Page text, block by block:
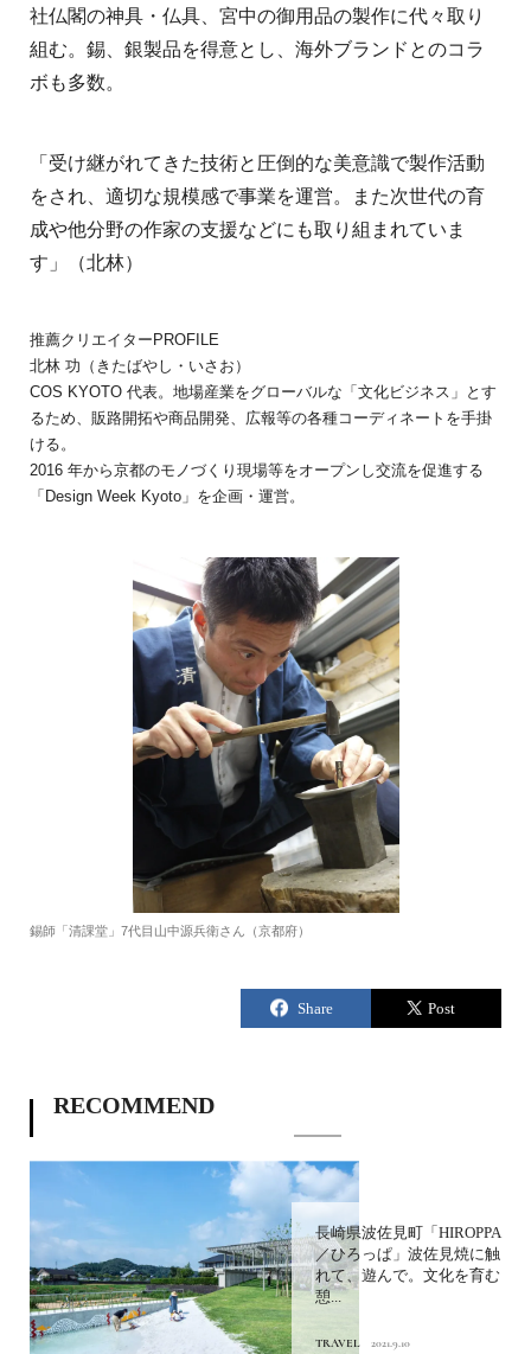
社仏閣の神具・仏具、宮中の御用品の製作に代々取り
組む。錫、銀製品を得意とし、海外ブランドとのコラ
ボも多数。
「受け継がれてきた技術と圧倒的な美意識で製作活動
をされ、適切な規模感で事業を運営。また次世代の育
成や他分野の作家の支援などにも取り組まれていま
す」（北林）
推薦クリエイターPROFILE
北林 功（きたばやし・いさお）
COS KYOTO 代表。地場産業をグローバルな「文化ビジネス」とす
るため、販路開拓や商品開発、広報等の各種コーディネートを手掛
ける。
2016 年から京都のモノづくり現場等をオープンし交流を促進する
「Design Week Kyoto」を企画・運営。
錫師「清課堂」7代目山中源兵衛さん（京都府）
RECOMMEND
長崎県波佐見町「HIROPPA
／ひろっぱ」波佐見焼に触
れて、遊んで。文化を育む
憩...
TRAVEL 2021.9.10